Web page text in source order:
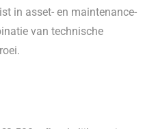
in asset- en maintenance-
van technische